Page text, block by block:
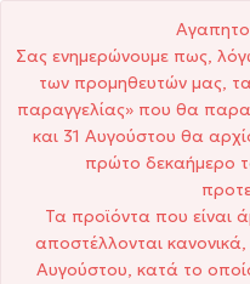
Σας ενημερώνουμε πως,
των προμηθευτών μας,
παραγγελίας» που θα
και 31 Αυγούστου θα
πρώτο δεκαήμερο
Τα προϊόντα που είναι
αποστέλλονται
Αυγούστου, κατά το